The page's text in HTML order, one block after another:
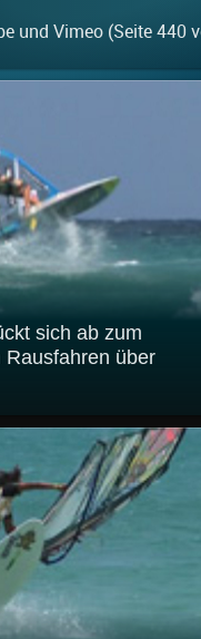
und Vimeo (Seite 440
sich ab zum
Rausfahren über